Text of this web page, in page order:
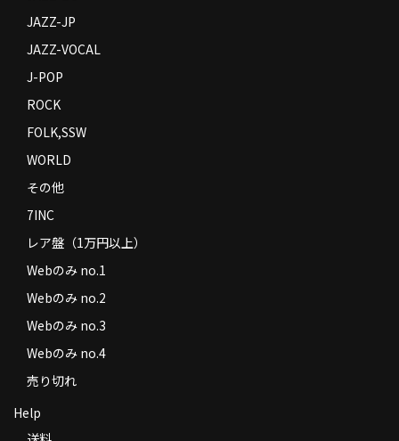
JAZZ-JP
JAZZ-VOCAL
J-POP
ROCK
FOLK,SSW
WORLD
その他
7INC
レア盤（1万円以上）
Webのみ no.1
Webのみ no.2
Webのみ no.3
Webのみ no.4
売り切れ
Help